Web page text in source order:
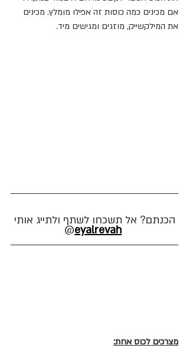
אם מכינים כמה כוסות זה אפילו מומלץ. מכינים
את המילקשייק, מוזגים ומגישים מיד.
הכנתם? אל תשכחו לשתף ולתייג אותי
@eyalrevah
מצרכים לכוס אחת: